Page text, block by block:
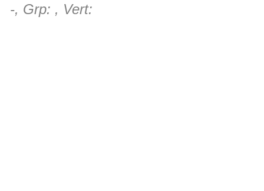
-, Grp: , Vert: